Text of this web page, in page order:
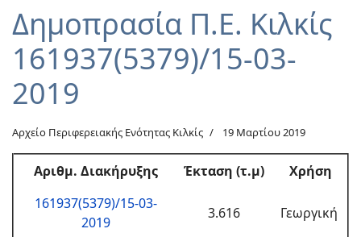
Δημοπρασία Π.Ε. Κιλκίς
161937(5379)/15-03-
2019
Αρχείο Περιφερειακής Ενότητας Κιλκίς 19 Μαρτίου 2019
Αριθμ. Διακήρυξης Έκταση (τ.μ)
Χρήση
161937(5379)/15-03-
2019
3.616 Γεωργική